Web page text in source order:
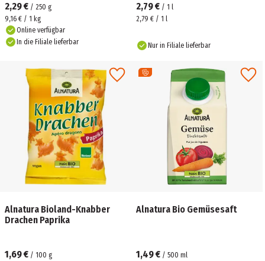
2,29 € / 250 g
9,16 € / 1 kg
Online verfügbar
In die Filiale lieferbar
2,79 € / 1 l
2,79 € / 1 l
Nur in Filiale lieferbar
Alnatura Bioland-Knabber
Drachen Paprika
1,69 € / 100 g
Alnatura Bio Gemüsesaft
1,49 € / 500 ml